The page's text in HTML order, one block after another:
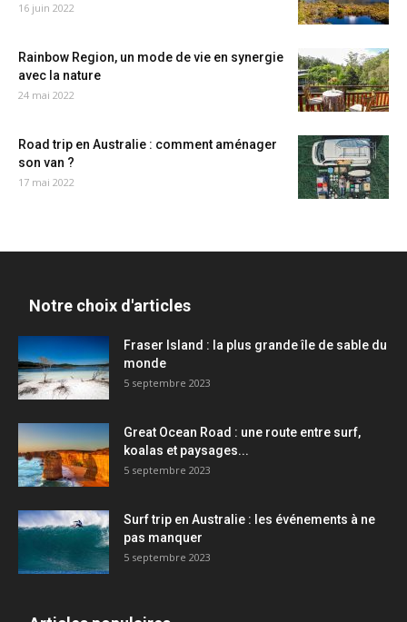
16 juin 2022
Rainbow Region, un mode de vie en synergie
avec la nature
24 mai 2022
Road trip en Australie : comment aménager
son van ?
17 mai 2022
Notre choix d'articles
Fraser Island : la plus grande île de sable du
monde
5 septembre 2023
Great Ocean Road : une route entre surf,
koalas et paysages...
5 septembre 2023
Surf trip en Australie : les événements à ne
pas manquer
5 septembre 2023